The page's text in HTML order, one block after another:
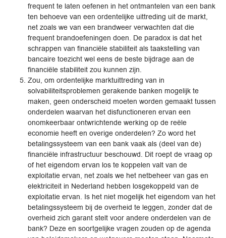
frequent te laten oefenen in het ontmantelen van een bank
ten behoeve van een ordentelijke uittreding uit de markt,
net zoals we van een brandweer verwachten dat die
frequent brandoefeningen doen. De paradox is dat het
schrappen van financiële stabiliteit als taakstelling van
bancaire toezicht wel eens de beste bijdrage aan de
financiële stabiliteit zou kunnen zijn.
Zou, om ordentelijke marktuittreding van in
solvabiliteitsproblemen gerakende banken mogelijk te
maken, geen onderscheid moeten worden gemaakt tussen
onderdelen waarvan het disfunctioneren ervan een
onomkeerbaar ontwrichtende werking op de reële
economie heeft en overige onderdelen? Zo word het
betalingssysteem van een bank vaak als (deel van de)
financiële infrastructuur beschouwd. Dit roept de vraag op
of het eigendom ervan los te koppelen valt van de
exploitatie ervan, net zoals we het netbeheer van gas en
elektriciteit in Nederland hebben losgekoppeld van de
exploitatie ervan. Is het niet mogelijk het eigendom van het
betalingssysteem bij de overheid te leggen, zonder dat de
overheid zich garant stelt voor andere onderdelen van de
bank? Deze en soortgelijke vragen zouden op de agenda